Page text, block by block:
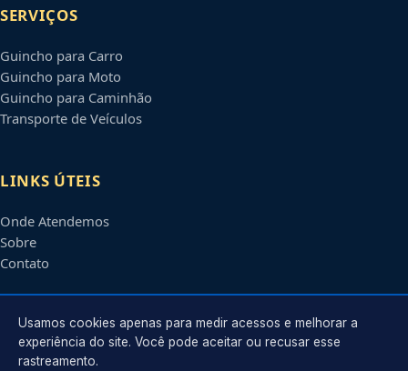
SERVIÇOS
Guincho para Carro
Guincho para Moto
Guincho para Caminhão
Transporte de Veículos
LINKS ÚTEIS
Onde Atendemos
Sobre
Contato
CONTATO
Atendimento em
Usamos cookies apenas para medir acessos e melhorar a
experiência do site. Você pode aceitar ou recusar esse
rastreamento.